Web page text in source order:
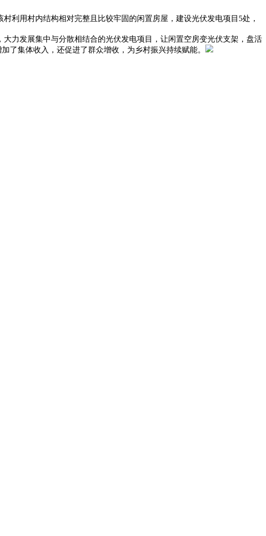
利用村内结构相对完整且比较牢固的闲置房屋，建设光伏发电项目5处，
力发展集中与分散相结合的光伏发电项目，让闲置空房变光伏支架，盘活
了集体收入，还促进了群众增收，为乡村振兴持续赋能。